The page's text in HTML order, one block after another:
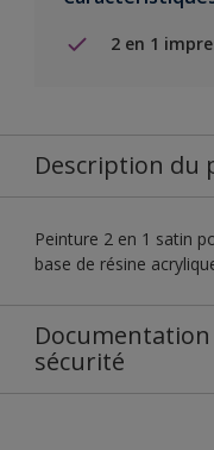
2 en 1
Description du
Peinture 2 en 1 satin
base de résine
sécurité